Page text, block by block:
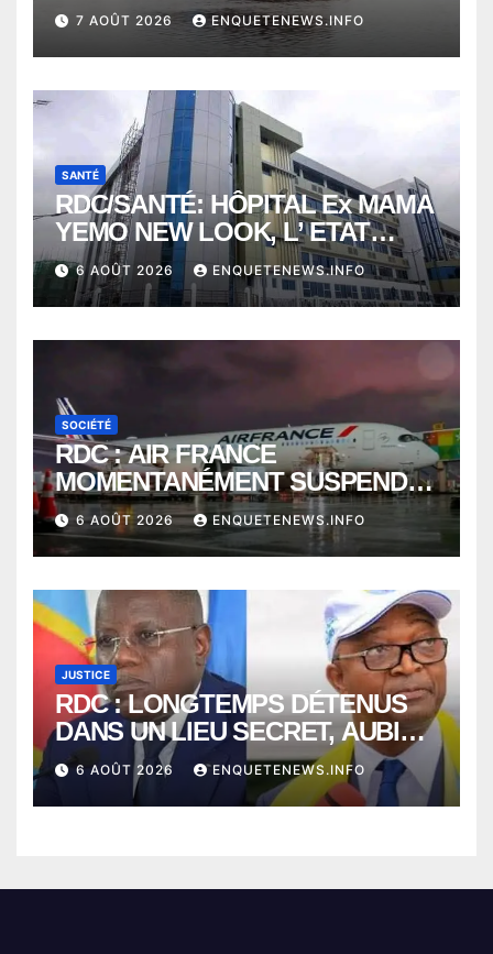
NAUFRAGE D’UNE BALEINIERE
À QUELQUES KILOMÈTRES DE
KISANGANI
7 AOÛT 2026 ENQUETENEWS.INFO
SANTÉ
RDC/SANTÉ: HÔPITAL Ex MAMA
YEMO NEW LOOK, L’ ETAT
PERD LE CONTROLE
6 AOÛT 2026 ENQUETENEWS.INFO
SOCIÉTÉ
RDC : AIR FRANCE
MOMENTANÉMENT SUSPENDU
ENTRE KINSHASA ET PARIS ?
6 AOÛT 2026 ENQUETENEWS.INFO
JUSTICE
RDC : LONGTEMPS DÉTENUS
DANS UN LIEU SECRET, AUBIN
MINAKU ET EMMANUEL
SHADARY TRANSFÉRÉS À
L’AUDITORAT MILITAIRE
6 AOÛT 2026 ENQUETENEWS.INFO